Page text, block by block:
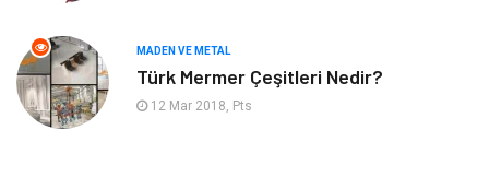
Aksesuar
Nakliyat
MADEN VE METAL
Türk Mermer Çeşitleri Nedir?
12 Mar 2018, Pts